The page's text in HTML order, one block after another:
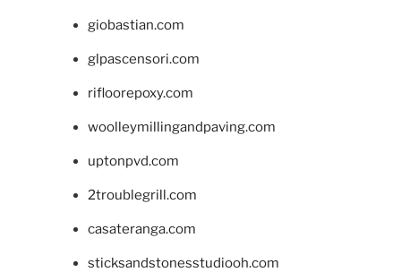
giobastian.com
glpascensori.com
rifloorepoxy.com
woolleymillingandpaving.com
uptonpvd.com
2troublegrill.com
casateranga.com
sticksandstonesstudiooh.com